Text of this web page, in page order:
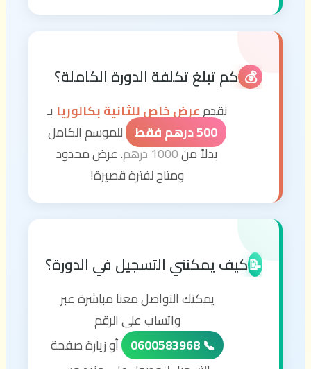
💰 كم تبلغ تكلفة الدورة الكاملة؟
نقدمعرض خاص للثانية بكالوريا بـ
500 درهم فقط
للموسم الكامل
بدلاً من1000 درهم
. عرض محدود
ومتاح لفترة قصيرة!
📝كيف يمكنني التسجيل في الدورة؟
يمكنك التواصل معنا مباشرة عبر
واتساب على الرقم
📞 0600583968
أو زيارة صفحة